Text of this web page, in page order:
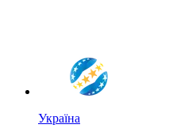
Україна